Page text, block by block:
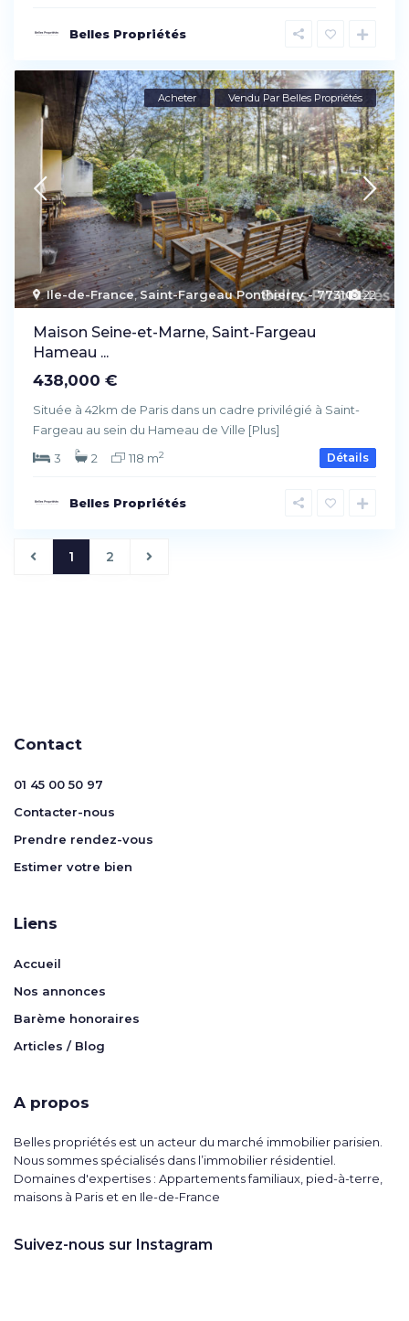
Belles Propriétés
22
Ile-de-France,Saint-Fargeau Ponthierry - 77310
Acheter Vendu Par Belles Propriétés
Maison Seine-et-Marne, Saint-Fargeau
Hameau ...
438,000 €
Située à 42km de Paris dans un cadre privilégié à Saint-
Fargeau au sein du Hameau de Ville [Plus]
3
2 118 m2 Détails
Belles Propriétés
1 2
Contact
01 45 00 50 97
Contacter-nous
Prendre rendez-vous
Estimer votre bien
Liens
Accueil
Nos annonces
Barème honoraires
Articles / Blog
A propos
Belles propriétés est un acteur du marché immobilier parisien.
Nous sommes spécialisés dans l’immobilier résidentiel.
Domaines d'expertises : Appartements familiaux, pied-à-terre,
maisons à Paris et en Ile-de-France
Suivez-nous sur Instagram